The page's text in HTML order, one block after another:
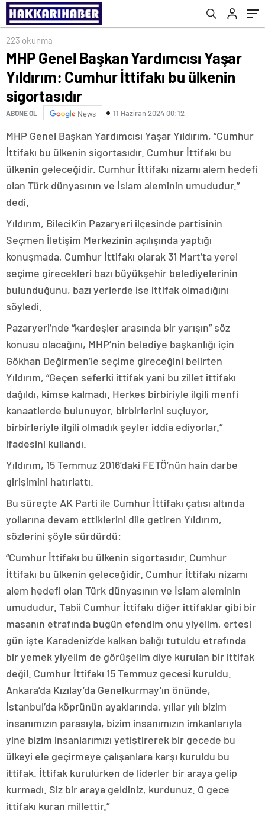
223 okunma
MHP Genel Başkan Yardımcısı Yaşar
Yıldırım: Cumhur İttifakı bu ülkenin
sigortasıdır
ABONE OL News 11 Haziran 2024 00:12
MHP Genel Başkan Yardımcısı Yaşar Yıldırım, “Cumhur
İttifakı bu ülkenin sigortasıdır. Cumhur İttifakı bu
ülkenin geleceğidir. Cumhur İttifakı nizamı alem hedefi
olan Türk dünyasının ve İslam aleminin umududur.”
dedi.
Yıldırım, Bilecik’in Pazaryeri ilçesinde partisinin
Seçmen İletişim Merkezinin açılışında yaptığı
konuşmada, Cumhur İttifakı olarak 31 Mart’ta yerel
seçime girecekleri bazı büyükşehir belediyelerinin
bulunduğunu, bazı yerlerde ise ittifak olmadığını
söyledi.
Pazaryeri’nde “kardeşler arasında bir yarışın” söz
konusu olacağını, MHP’nin belediye başkanlığı için
Gökhan Değirmen’le seçime gireceğini belirten
Yıldırım, “Geçen seferki ittifak yani bu zillet ittifakı
dağıldı, kimse kalmadı. Herkes birbiriyle ilgili menfi
kanaatlerde bulunuyor, birbirlerini suçluyor,
birbirleriyle ilgili olmadık şeyler iddia ediyorlar.”
ifadesini kullandı.
Yıldırım, 15 Temmuz 2016’daki FETÖ’nün hain darbe
girişimini hatırlattı.
Bu süreçte AK Parti ile Cumhur İttifakı çatısı altında
yollarına devam ettiklerini dile getiren Yıldırım,
sözlerini şöyle sürdürdü:
“Cumhur İttifakı bu ülkenin sigortasıdır. Cumhur
İttifakı bu ülkenin geleceğidir. Cumhur İttifakı nizamı
alem hedefi olan Türk dünyasının ve İslam aleminin
umududur. Tabii Cumhur İttifakı diğer ittifaklar gibi bir
masanın etrafında bugün efendim onu yiyelim, ertesi
gün işte Karadeniz’de kalkan balığı tutuldu etrafında
bir yemek yiyelim de görüşelim diye kurulan bir ittifak
değil. Cumhur İttifakı 15 Temmuz gecesi kuruldu.
Ankara’da Kızılay’da Genelkurmay’ın önünde,
İstanbul’da köprünün ayaklarında, yıllar yılı bizim
insanımızın parasıyla, bizim insanımızın imkanlarıyla
yine bizim insanlarımızı yetiştirerek bir gecede bu
ülkeyi ele geçirmeye çalışanlara karşı kuruldu bu
ittifak. İttifak kurulurken de liderler bir araya gelip
kurmadı. Siz bir araya geldiniz, kurdunuz. O gece
ittifakı kuran millettir.”
buluştu